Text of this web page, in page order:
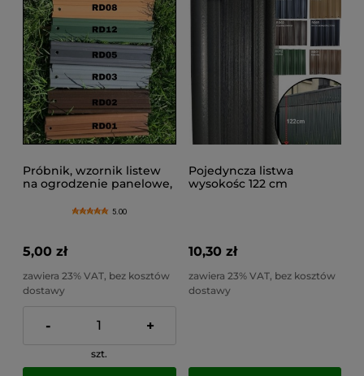
Próbnik, wzornik listew
na ogrodzenie panelowe,
5.00
5,00 zł
zawiera 23% VAT, bez kosztów
dostawy
- +
szt.
Pojedyncza listwa
wysokośc 122 cm
10,30 zł
zawiera 23% VAT, bez kosztów
dostawy